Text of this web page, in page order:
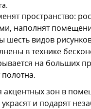
пространство:
наполнят
шесть видов
в технике
на больших
полотна.
зон в
и подарят